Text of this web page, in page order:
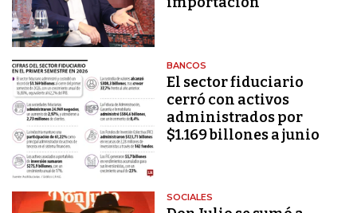
BANCOS
El sector fiduciario
cerró con activos
administrados por
$1.169 billones a junio
SOCIALES